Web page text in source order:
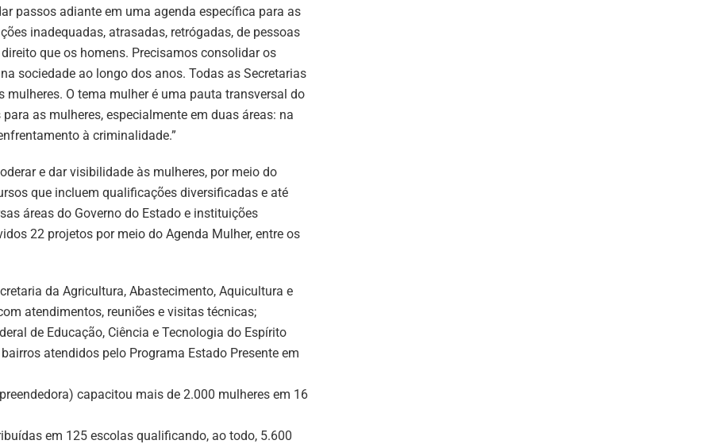
passos adiante em uma agenda específica para as
inadequadas, atrasadas, retrógadas, de pessoas
que os homens. Precisamos consolidar os
sociedade ao longo dos anos. Todas as Secretarias
O tema mulher é uma pauta transversal do
as mulheres, especialmente em duas áreas: na
à criminalidade.”
e dar visibilidade às mulheres, por meio do
que incluem qualificações diversificadas e até
áreas do Governo do Estado e instituições
22 projetos por meio do Agenda Mulher, entre os
da Agricultura, Abastecimento, Aquicultura e
atendimentos, reuniões e visitas técnicas;
de Educação, Ciência e Tecnologia do Espírito
atendidos pelo Programa Estado Presente em
capacitou mais de 2.000 mulheres em 16
em 125 escolas qualificando, ao todo, 5.600